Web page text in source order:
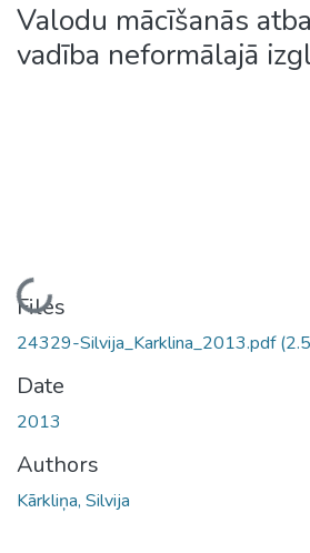
Valodu mācīšanās
vadība neformālajā
Loading...
Files
24329-Silvija_Karklina_2013.pdf
Date
2013
Authors
Kārkliņa, Silvija